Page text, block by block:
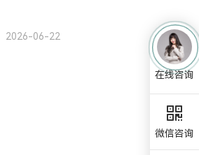
2026-06-22
在线咨询
微信咨询